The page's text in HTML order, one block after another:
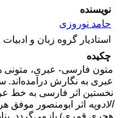
نویسنده
حامد نوروزی
استادیار گروه زبان و
چکیده
متون فارسی- عبری، متونی
عبری به نگارش درآمده‌اند.
نخستین اثر فارسی به خط
الادویه
هجری قمری) بازمی‌گردد.